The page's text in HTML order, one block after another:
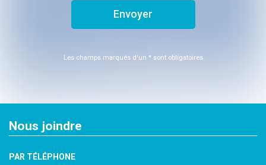
Les champs marqués d'un * sont obligatoires
Nous joindre
PAR TÉLÉPHONE